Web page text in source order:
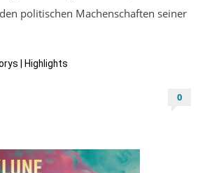
politischen Machenschaften seiner
Highlights
0